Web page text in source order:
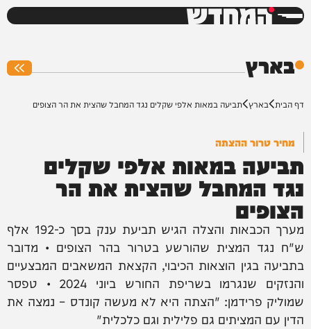
המחדש
בארץ
דף הבית בארץ תביעה במאות אלפי שקלים נגד המחבל שהצית את הר הצופים
מחיר טרור ההצתה
תביעה במאות אלפי שקלים
נגד המחבל שהצית את הר
הצופים
מערך הכבאות והצלה הגיש תביעת ענק בסך כ-192 אלף
ש"ח נגד המצית שהורשע בטרור בהר הצופים • מדובר
בתביעה בגין הוצאות הכיבוי, הקצאת המשאבים המבצעיים
והנזקים שנגרמו בשריפת החורש ביוני 2024 • טפסר
שמוליק פרידמן: "הצתה היא לא מעשה קונדס – נמצה את
הדין עם המציתים גם פלילית וגם כלכלית"